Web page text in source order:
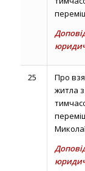
25
Про
житла